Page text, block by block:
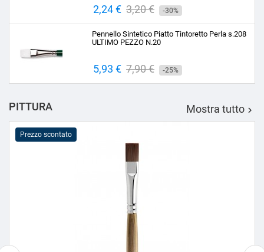
Prezzo
2,24 € Prezzo
base
3,20 € -30%
Pennello Sintetico Piatto Tintoretto Perla s.208
ULTIMO PEZZO N.20
Prezzo
5,93 € Prezzo
base
7,90 € -25%
PITTURA Mostra tutto 
Prezzo scontato